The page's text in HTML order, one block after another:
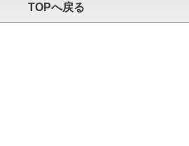
TOPへ戻る